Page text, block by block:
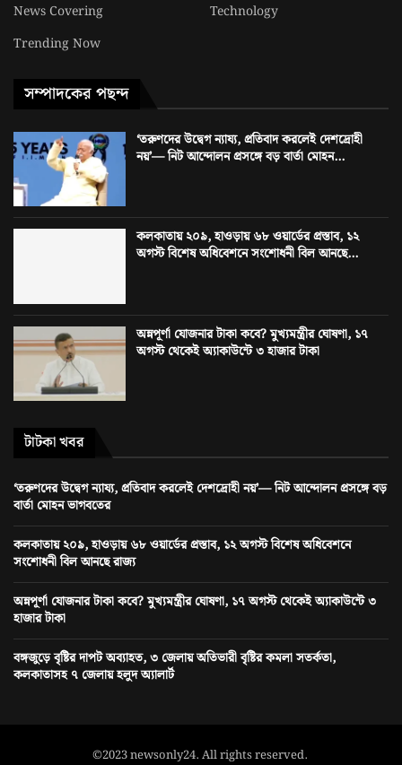
News Covering
Technology
Trending Now
সম্পাদকের পছন্দ
‘তরুণদের উদ্বেগ ন্যায্য, প্রতিবাদ করলেই দেশদ্রোহী
নয়’— নিট আন্দোলন প্রসঙ্গে বড় বার্তা মোহন...
কলকাতায় ২০৯, হাওড়ায় ৬৮ ওয়ার্ডের প্রস্তাব, ১২
অগস্ট বিশেষ অধিবেশনে সংশোধনী বিল আনছে...
অন্নপূর্ণা যোজনার টাকা কবে? মুখ্যমন্ত্রীর ঘোষণা, ১৭
অগস্ট থেকেই অ্যাকাউন্টে ৩ হাজার টাকা
টাটকা খবর
‘তরুণদের উদ্বেগ ন্যায্য, প্রতিবাদ করলেই দেশদ্রোহী নয়’— নিট আন্দোলন প্রসঙ্গে বড়
বার্তা মোহন ভাগবতের
কলকাতায় ২০৯, হাওড়ায় ৬৮ ওয়ার্ডের প্রস্তাব, ১২ অগস্ট বিশেষ অধিবেশনে
সংশোধনী বিল আনছে রাজ্য
অন্নপূর্ণা যোজনার টাকা কবে? মুখ্যমন্ত্রীর ঘোষণা, ১৭ অগস্ট থেকেই অ্যাকাউন্টে ৩
হাজার টাকা
বঙ্গজুড়ে বৃষ্টির দাপট অব্যাহত, ৩ জেলায় অতিভারী বৃষ্টির কমলা সতর্কতা,
কলকাতাসহ ৭ জেলায় হলুদ অ্যালার্ট
©2023 newsonly24. All rights reserved.